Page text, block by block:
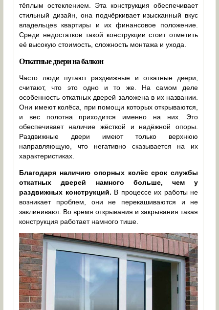
тёплым остеклением. Эта конструкция обеспечивает
стильный дизайн, она подчёркивает изысканный вкус
владельцев квартиры и их финансовое положение.
Среди недостатков такой конструкции стоит отметить
её высокую стоимость, сложность монтажа и ухода.
Откатные двери на балкон
Часто люди путают раздвижные и откатные двери,
считают, что это одно и то же. На самом деле
особенность откатных дверей заложена в их названии.
Они имеют колёса, при помощи которых открываются,
и вес полотна приходится именно на них. Это
обеспечивает наличие жёсткой и надёжной опоры.
Раздвижные двери имеют только верхнюю
направляющую, что негативно сказывается на их
характеристиках.
Благодаря наличию опорных колёс срок службы
откатных дверей намного больше, чем у
раздвижных конструкций. В процессе их работы не
возникает проблем, они не перекашиваются и не
заклинивают. Во время открывания и закрывания такая
конструкция работает намного тише.